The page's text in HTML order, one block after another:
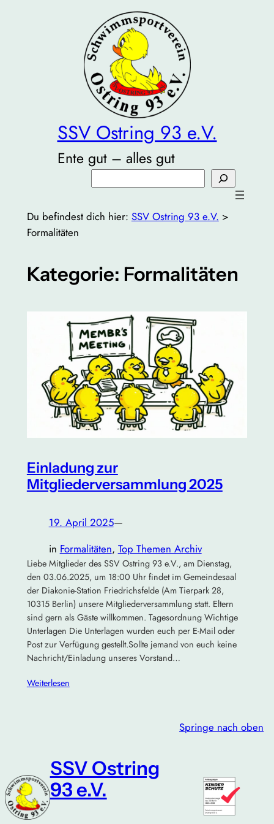
SSV Ostring 93 e.V.
Ente gut – alles gut
Du befindest dich hier: SSV Ostring 93 e.V. >
Formalitäten
Kategorie: Formalitäten
Einladung zur
Mitgliederversammlung 2025
19. April 2025—
in Formalitäten, Top Themen Archiv
Liebe Mitglieder des SSV Ostring 93 e.V., am Dienstag,
den 03.06.2025, um 18:00 Uhr findet im Gemeindesaal
der Diakonie-Station Friedrichsfelde (Am Tierpark 28,
10315 Berlin) unsere Mitgliederversammlung statt. Eltern
sind gern als Gäste willkommen. Tagesordnung Wichtige
Unterlagen Die Unterlagen wurden euch per E-Mail oder
Post zur Verfügung gestellt.Sollte jemand von euch keine
Nachricht/Einladung unseres Vorstand…
Weiterlesen
Springe nach oben
SSV Ostring
93 e.V.